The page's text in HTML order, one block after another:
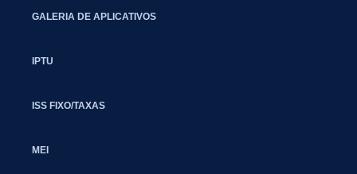
GALERIA DE APLICATIVOS
IPTU
ISS FIXO/TAXAS
MEI